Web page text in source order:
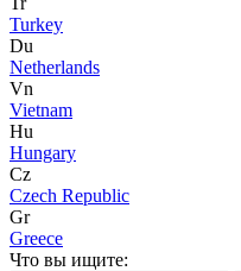
Turkey
Du
Netherlands
Vn
Vietnam
Hu
Hungary
Cz
Czech Republic
Gr
Greece
Что вы ищите: